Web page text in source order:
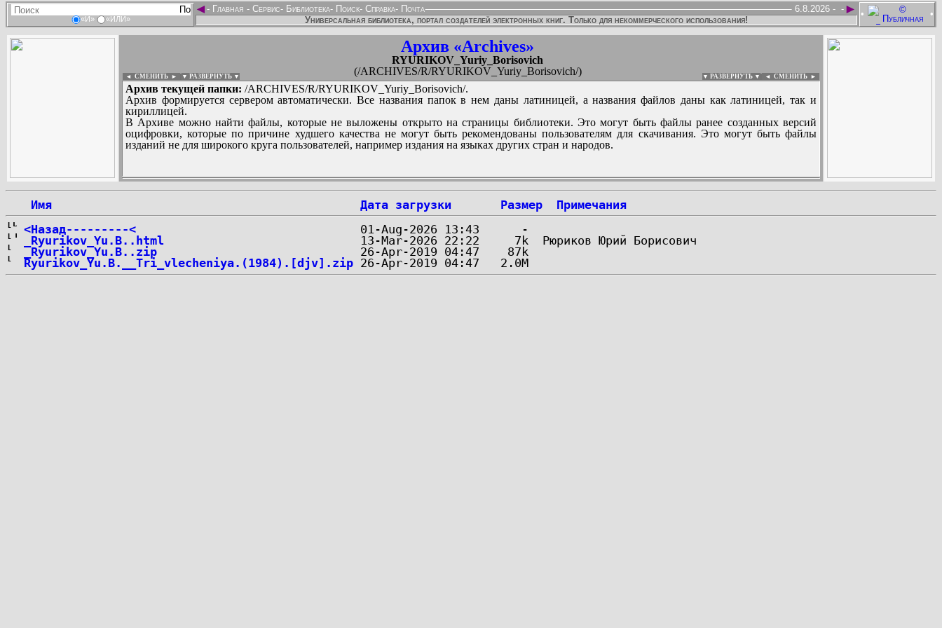
«И» «ИЛИ»
• •
◄ ►
- Главная - Сервис- Библиотека- Поиск- Справка- Почта -
6.8.2026 -
Универсальная библиотека, портал создателей электронных книг. Только для некоммерческого использования!
Архив «Archives»
RYURIKOV_Yuriy_Borisovich
(/ARCHIVES/R/RYURIKOV_Yuriy_Borisovich/)
◄ СМЕНИТЬ ► ▼ РАЗВЕРНУТЬ ▼ ▼ РАЗВЕРНУТЬ ▼ ◄ СМЕНИТЬ ►
Архив текущей папки: /ARCHIVES/R/RYURIKOV_Yuriy_Borisovich/.
Архив формируется сервером автоматически. Все названия папок в нем даны латиницей, а названия файлов даны как латиницей, так и
кириллицей.
В Архиве можно найти файлы, которые не выложены открыто на страницы библиотеки. Это могут быть файлы ранее созданных версий
оцифровки, которые по причине худшего качества не могут быть рекомендованы пользователям для скачивания. Это могут быть файлы
изданий не для широкого круга пользователей, например издания на языках других стран и народов.
:
...
Имя Дата загрузки Размер
Примечания
<Назад---------<
_Ryurikov_Yu.B..html
_Ryurikov_Yu.B..zip
Ryurikov_Yu.B.__Tri_vlecheniya.(1984).[djv].zip